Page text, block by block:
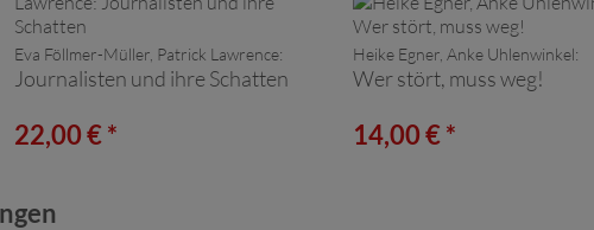
Eva Föllmer-Müller, Patrick Lawrence:
Journalisten und ihre Schatten
22,00 € *
Heike Egner, Anke Uhlenwinkel:
Wer stört, muss weg!
14,00 € *